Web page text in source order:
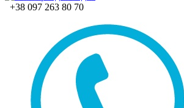
+38 097 263 80 70